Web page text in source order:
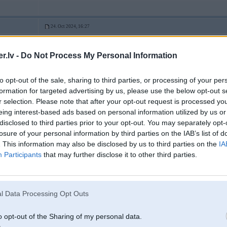
- Do Not Process My Personal Information
opt-out of the sale, sharing to third parties, or processing of your
for targeted advertising by us, please use the below opt-out
selection. Please note that after your opt-out request is processed
interest-based ads based on personal information utilized by us
to third parties prior to your opt-out. You may separately
of your personal information by third parties on the IAB’s list of
This information may also be disclosed by us to third parties on the
Participants that may further disclose it to other third parties.
Data Processing Opt Outs
opt-out of the Sharing of my personal data.
24. Oct 2024, 16:27
tādēļ arī liekas, ka šāda ar 2 grozāmiem kloķiem būtu visvienkāršāk
Nezinu kā praksē 1000 vs 750, bet liekas jau, ka sildīšanas laikam
skatos, ka visām, kas ir jaudīgākas, tām uzreiz arī tur daudz pogu, visādi
Es sev tikko šādu nopirku:
Iepriekš bija ar pogu atverama durve bet ar laiku tā sāk "nedarboties", ar